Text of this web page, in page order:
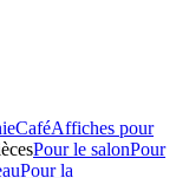
CaféAffiches pour
Pour le salonPour
Pour la